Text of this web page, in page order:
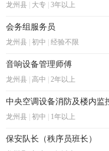
龙州县 大专 3年以上
会务组服务员
龙州县 初中 经验不限
音响设备管理师傅
龙州县 高中 2年以上
中央空调设备消防及楼内监
龙州县 初中 1年以上
保安队长（秩序员班长）